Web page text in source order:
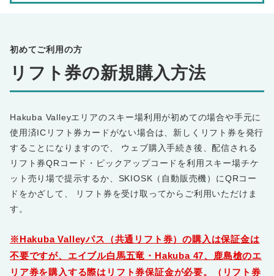
初めてご利用の方
リフト券の新規購入方法
Hakuba Valleyエリアのスキー場利用が初めての場合や手元に
使用済ICリフト券カードがない場合は、新しくリフト券を発行
することになりますので、 ウェブ購入手続き後、配信される
リフト券QRコード・ピックアップコードを利用スキー場チケ
ット売り場で提示するか、SKIOSK（自動販売機）にQRコー
ドをかざして、 リフト券を受け取ってからご利用いただけま
す。
※Hakuba Valleyパス（共通リフト券）の購入は保証金は
不要ですが、エイブル白馬五竜・Hakuba 47、鹿島槍のエ
リア券を購入する際はリフト券保証金が必要。（リフト券